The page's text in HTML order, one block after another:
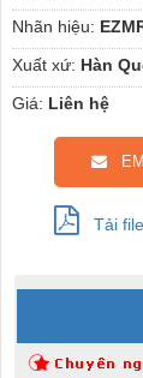
Nhãn hiệu:
Xuất xứ: Hàn
Giá: Liên hệ
Tải